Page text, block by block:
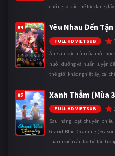
chống lại các thế lực đang
#4 Yêu Nhau Đến
FULL HD VIETSUB
Ẩn sau bức màn của một
nuôi dưỡng và huấn luyện
thế giới khắc nghiệt ấy, cái
#5 Xanh Thẳm (Mùa
FULL HD VIETSUB
Sau hàng loạt chuyến
Grand Blue Dreaming
thành viên câu lạc bộ lặn